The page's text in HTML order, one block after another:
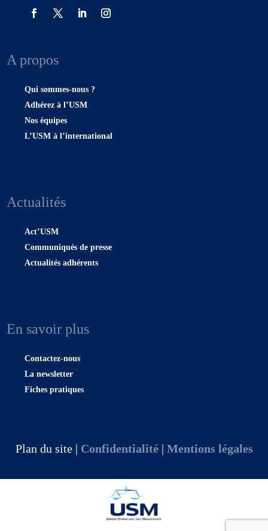
A propos
Qui sommes-nous ?
Adhérez à l’USM
Nos équipes
L’USM à l’international
Actualités
Act’USM
Communiqués de presse
Actualités adhérents
En savoir plus
Contactez-nous
La newsletter
Fiches pratiques
Plan du site | Confidentialité| Mentions légales